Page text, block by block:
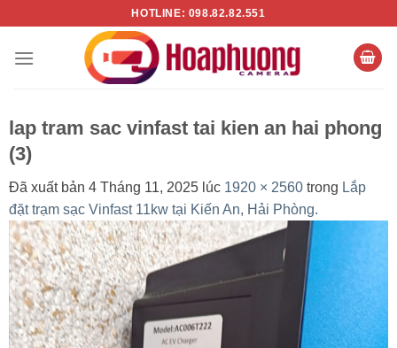
nội
HOTLINE: 098.82.82.551
lap tram sac vinfast tai kien an hai phong
(3)
Đã xuất bản 4 Tháng 11, 2025 lúc 1920 × 2560 trong Lắp
đặt trạm sạc Vinfast 11kw tại Kiến An, Hải Phòng.